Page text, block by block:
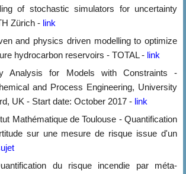
of stochastic simulators for uncertainty
Zürich - link
and physics driven modelling to optimize
hydrocarbon reservoirs - TOTAL - link
Analysis for Models with Constraints -
and Process Engineering, University
UK - Start date: October 2017 - link
Mathématique de Toulouse - Quantification
sur une mesure de risque issue d'un
du risque incendie par méta-